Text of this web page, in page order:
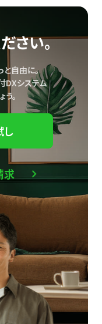
さい。
と自由に。
DXシステム
。
求